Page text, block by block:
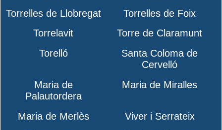
Torrelles de Llobregat
Torrelles de Foix
Torrelavit
Torre de Claramunt
Torelló
Santa Coloma de
Cervelló
Maria de
Palautordera
Maria de Miralles
Maria de Merlès
Viver i Serrateix